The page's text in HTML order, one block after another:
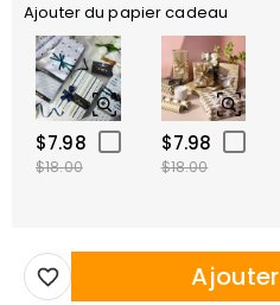
Ajouter du papier cadeau
$7.98
$18.00
$7.98
$18.00